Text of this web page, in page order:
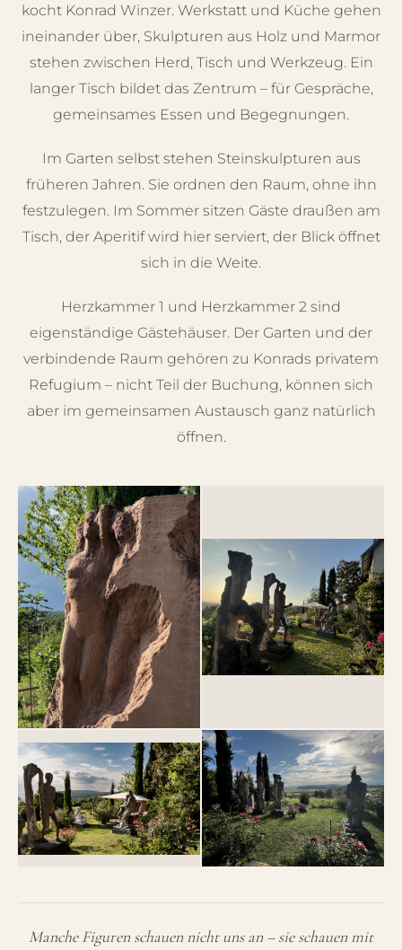
kocht Konrad Winzer. Werkstatt und Küche gehen
ineinander über, Skulpturen aus Holz und Marmor
stehen zwischen Herd, Tisch und Werkzeug. Ein
langer Tisch bildet das Zentrum – für Gespräche,
gemeinsames Essen und Begegnungen.
Im Garten selbst stehen Steinskulpturen aus
früheren Jahren. Sie ordnen den Raum, ohne ihn
festzulegen. Im Sommer sitzen Gäste draußen am
Tisch, der Aperitif wird hier serviert, der Blick öffnet
sich in die Weite.
Herzkammer 1 und Herzkammer 2 sind
eigenständige Gästehäuser. Der Garten und der
verbindende Raum gehören zu Konrads privatem
Refugium – nicht Teil der Buchung, können sich
aber im gemeinsamen Austausch ganz natürlich
öffnen.
Manche Figuren schauen nicht uns an – sie schauen mit